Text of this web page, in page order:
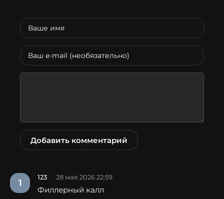
Добавить комментарий
1
123 28 мая 2026 22:59
Филлерный калл